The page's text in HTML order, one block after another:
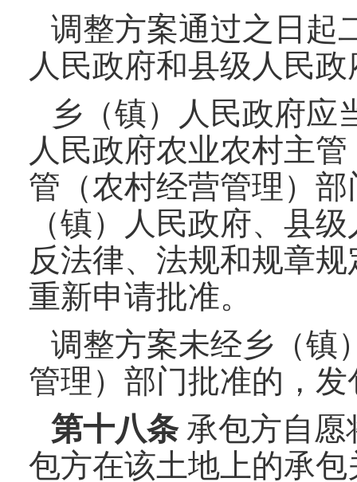
调整方案通过之日起
人民政府和县级人民
乡（镇）人民政府应
人民政府农业农村主
管（农村经营管理）
（镇）人民政府、县
反法律、法规和规章
重新申请批准。
调整方案未经乡（镇
管理）部门批准的，
第十八条承包方自愿
包方在该土地上的承